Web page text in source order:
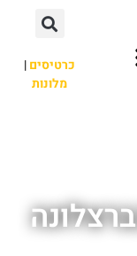
כרטיסים|
מלונות